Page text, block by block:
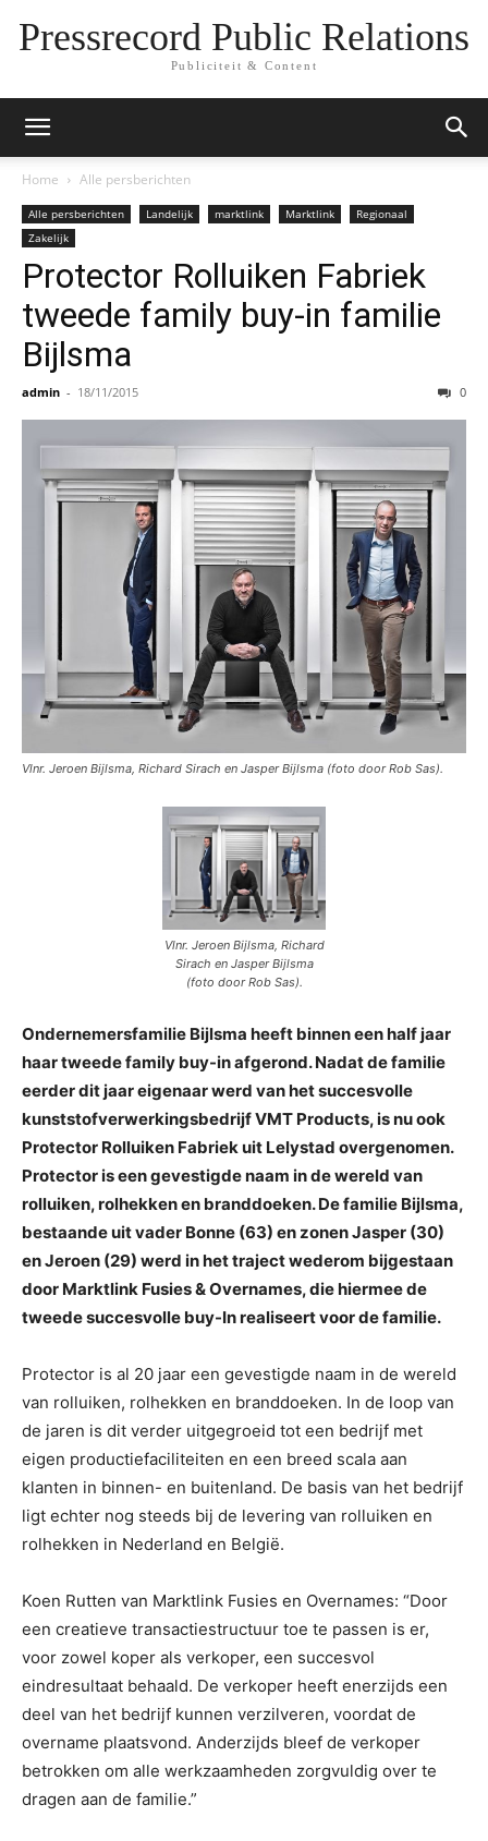
Pressrecord Public Relations
Publiciteit & Content
Home Alle persberichten
Alle persberichten Landelijk marktlink Marktlink
Regionaal
Zakelijk
Protector Rolluiken Fabriek
tweede family buy-in familie
Bijlsma
admin - 18/11/2015 0
Vlnr. Jeroen Bijlsma, Richard Sirach en Jasper Bijlsma (foto door Rob Sas).
Vlnr. Jeroen Bijlsma, Richard
Sirach en Jasper Bijlsma
(foto door Rob Sas).
Ondernemersfamilie Bijlsma heeft binnen een half jaar
haar tweede family buy-in afgerond. Nadat de familie
eerder dit jaar eigenaar werd van het succesvolle
kunststofverwerkingsbedrijf VMT Products, is nu ook
Protector Rolluiken Fabriek uit Lelystad overgenomen.
Protector is een gevestigde naam in de wereld van
rolluiken, rolhekken en branddoeken. De familie Bijlsma,
bestaande uit vader Bonne (63) en zonen Jasper (30)
en Jeroen (29) werd in het traject wederom bijgestaan
door Marktlink Fusies & Overnames, die hiermee de
tweede succesvolle buy-In realiseert voor de familie.
Protector is al 20 jaar een gevestigde naam in de wereld
van rolluiken, rolhekken en branddoeken. In de loop van
de jaren is dit verder uitgegroeid tot een bedrijf met
eigen productiefaciliteiten en een breed scala aan
klanten in binnen- en buitenland. De basis van het bedrijf
ligt echter nog steeds bij de levering van rolluiken en
rolhekken in Nederland en België.
Koen Rutten van Marktlink Fusies en Overnames: “Door
een creatieve transactiestructuur toe te passen is er,
voor zowel koper als verkoper, een succesvol
eindresultaat behaald. De verkoper heeft enerzijds een
deel van het bedrijf kunnen verzilveren, voordat de
overname plaatsvond. Anderzijds bleef de verkoper
betrokken om alle werkzaamheden zorgvuldig over te
dragen aan de familie.”